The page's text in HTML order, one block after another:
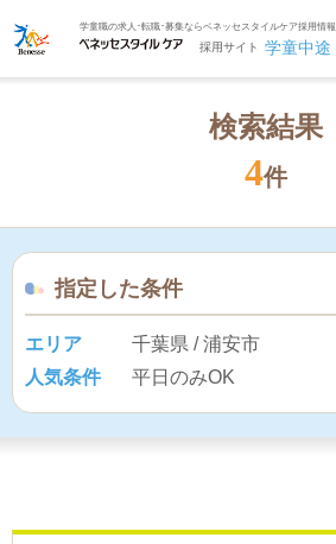
学童職の求人･転職･募集ならベネッセスタイルケア採用情報
採用サイト 学童中途
検索結果
4件
指定した条件
エリア
千葉県 / 浦安市
人気条件
平日のみOK